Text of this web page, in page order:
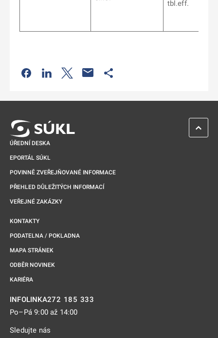
tbl.eff.
Odkaz se otevře na nové kartě
Odkaz se otevře na nové kartě
Odkaz se otevře na nové kartě
ÚŘEDNÍ DESKA
EPORTÁL SÚKL
POVINNĚ ZVEŘEJŇOVANÉ INFORMACE
PŘEHLED DŮLEŽITÝCH INFORMACÍ
VEŘEJNÉ ZAKÁZKY
KONTAKTY
PODATELNA / POKLADNA
MAPA STRÁNEK
ODBĚR NOVINEK
KARIÉRA
INFOLINKA272 185 333
Po–Pá 9:00 až 14:00
Sledujte nás
ZPĚT